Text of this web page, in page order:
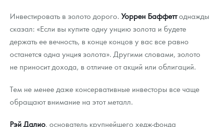
Инвестировать в золото дорого. Уоррен Баффеттоднажды
сказал: «Если вы купите одну унцию золота и будете
держать ее вечность, в конце концов у вас все равно
останется одна унция золота». Другими словами, золото
не приносит дохода, в отличие от акций или облигаций.
Тем не менее даже консервативные инвесторы все чаще
обращают внимание на этот металл.
Рэй Далио, основатель крупнейшего хедж-фонда